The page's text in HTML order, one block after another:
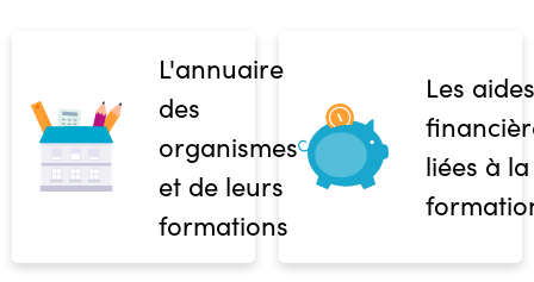
L'annuaire
des
organismes
et de leurs
formations
Les aides
liées à la